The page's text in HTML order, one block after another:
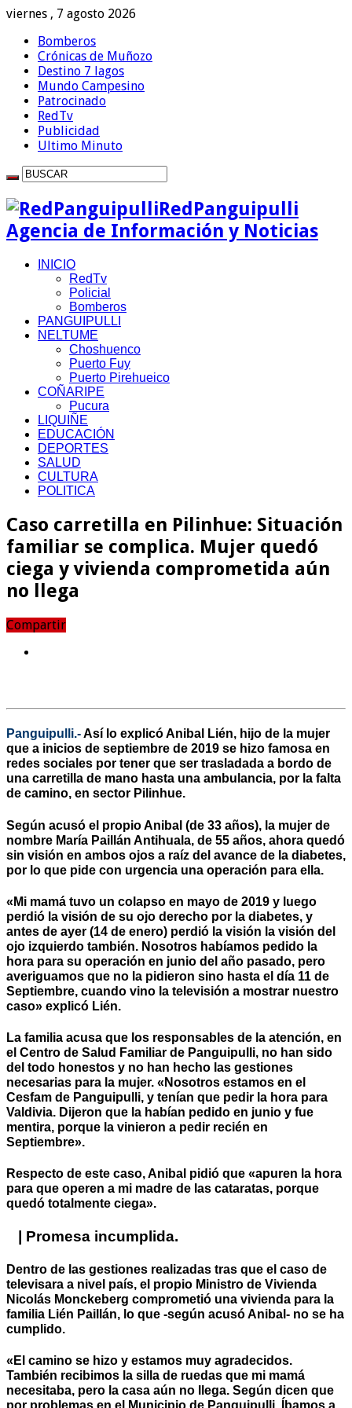
viernes , 7 agosto 2026
Bomberos
Crónicas de Muñozo
Destino 7 lagos
Mundo Campesino
Patrocinado
RedTv
Publicidad
Ultimo Minuto
RedPanguipulli
Agencia de Información y Noticias
INICIO
RedTv
Policial
Bomberos
PANGUIPULLI
NELTUME
Choshuenco
Puerto Fuy
Puerto Pirehueico
COÑARIPE
Pucura
LIQUIÑE
EDUCACIÓN
DEPORTES
SALUD
CULTURA
POLITICA
Caso carretilla en Pilinhue: Situación
familiar se complica. Mujer quedó
ciega y vivienda comprometida aún
no llega
Compartir
Panguipulli.-Así lo explicó Anibal Lién, hijo de la mujer
que a inicios de septiembre de 2019 se hizo famosa en
redes sociales por tener que ser trasladada a bordo de
una carretilla de mano hasta una ambulancia, por la falta
de camino, en sector Pilinhue.
Según acusó el propio Anibal (de 33 años), la mujer de
nombre María Paillán Antihuala, de 55 años, ahora quedó
sin visión en ambos ojos a raíz del avance de la diabetes,
por lo que pide con urgencia una operación para ella.
«Mi mamá tuvo un colapso en mayo de 2019 y luego
perdió la visión de su ojo derecho por la diabetes, y
antes de ayer (14 de enero) perdió la visión la visión del
ojo izquierdo también. Nosotros habíamos pedido la
hora para su operación en junio del año pasado, pero
averiguamos que no la pidieron sino hasta el día 11 de
Septiembre, cuando vino la televisión a mostrar nuestro
caso» explicó Lién.
La familia acusa que los responsables de la atención, en
el Centro de Salud Familiar de Panguipulli, no han sido
del todo honestos y no han hecho las gestiones
necesarias para la mujer. «Nosotros estamos en el
Cesfam de Panguipulli, y tenían que pedir la hora para
Valdivia. Dijeron que la habían pedido en junio y fue
mentira, porque la vinieron a pedir recién en
Septiembre».
Respecto de este caso, Anibal pidió que «apuren la hora
para que operen a mi madre de las cataratas, porque
quedó totalmente ciega».
| Promesa incumplida.
Dentro de las gestiones realizadas tras que el caso de
televisara a nivel país, el propio Ministro de Vivienda
Nicolás Monckeberg comprometió una vivienda para la
familia Lién Paillán, lo que -según acusó Anibal- no se ha
cumplido.
«El camino se hizo y estamos muy agradecidos.
También recibimos la silla de ruedas que mi mamá
necesitaba, pero la casa aún no llega. Según dicen que